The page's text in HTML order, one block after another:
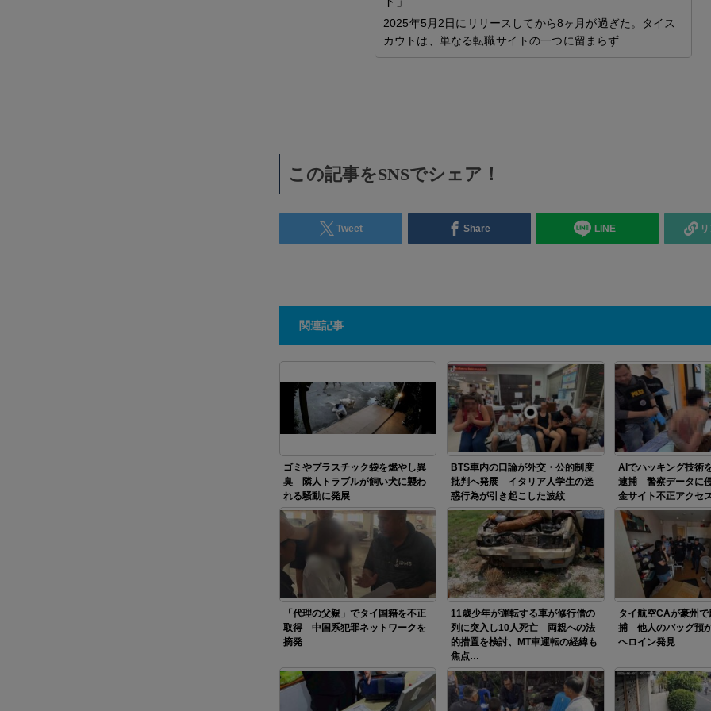
2025年5月2日にリリースしてから8ヶ月が過ぎた。タイス
カウトは、単なる転職サイトの一つに留まらず…
この記事をSNSでシェア！
Tweet Share LINE
関連記事
ゴミやプラスチック袋を燃やし異
臭 隣人トラブルが飼い犬に襲わ
れる騒動に発展
BTS車内の口論が外交・公的制度
批判へ発展 イタリア人学生の迷
惑行為が引き起こした波紋
AIでハッキング技術
逮捕 警察データに
金サイト不正アクセ
「代理の父親」でタイ国籍を不正
取得 中国系犯罪ネットワークを
摘発
11歳少年が運転する車が修行僧の
列に突入し10人死亡 両親への法
的措置を検討、MT車運転の経緯も
焦点…
タイ航空CAが豪州
捕 他人のバッグ預
ヘロイン発見